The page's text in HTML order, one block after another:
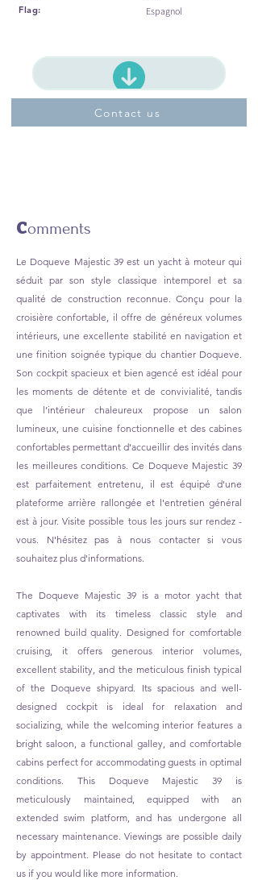
Flag:
Espagnol
Voir les infos du bateau
Contact us
Comments
Le Doqueve Majestic 39 est un yacht à moteur qui
séduit par son style classique intemporel et sa
qualité de construction reconnue. Conçu pour la
croisière confortable, il offre de généreux volumes
intérieurs, une excellente stabilité en navigation et
une finition soignée typique du chantier Doqueve.
Son cockpit spacieux et bien agencé est idéal pour
les moments de détente et de convivialité, tandis
que l’intérieur chaleureux propose un salon
lumineux, une cuisine fonctionnelle et des cabines
confortables permettant d’accueillir des invités dans
les meilleures conditions. Ce Doqueve Majestic 39
est parfaitement entretenu, il est équipé d'une
plateforme arrière rallongée et l'entretien général
est à jour. Visite possible tous les jours sur rendez -
vous. N'hésitez pas à nous contacter si vous
souhaitez plus d'informations.
The Doqueve Majestic 39 is a motor yacht that
captivates with its timeless classic style and
renowned build quality. Designed for comfortable
cruising, it offers generous interior volumes,
excellent stability, and the meticulous finish typical
of the Doqueve shipyard. Its spacious and well-
designed cockpit is ideal for relaxation and
socializing, while the welcoming interior features a
bright saloon, a functional galley, and comfortable
cabins perfect for accommodating guests in optimal
conditions. This Doqueve Majestic 39 is
meticulously maintained, equipped with an
extended swim platform, and has undergone all
necessary maintenance. Viewings are possible daily
by appointment. Please do not hesitate to contact
us if you would like more information.